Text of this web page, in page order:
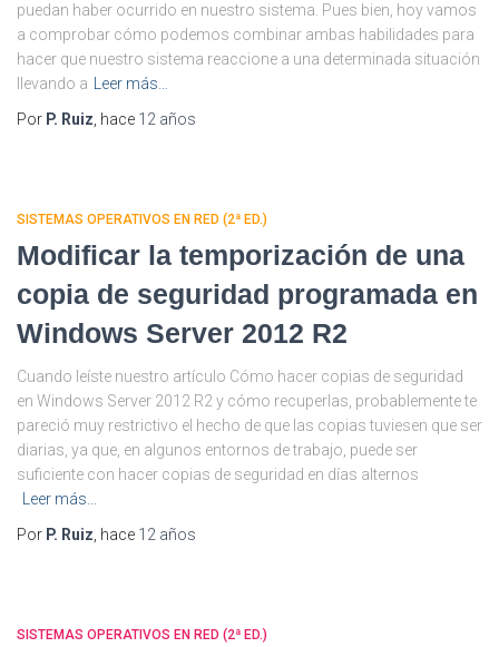
puedan haber ocurrido en nuestro sistema. Pues bien, hoy vamos
a comprobar cómo podemos combinar ambas habilidades para
hacer que nuestro sistema reaccione a una determinada situación
llevando a Leer más…
Por P. Ruiz, hace 12 años
SISTEMAS OPERATIVOS EN RED (2ª ED.)
Modificar la temporización de una
copia de seguridad programada en
Windows Server 2012 R2
Cuando leíste nuestro artículo Cómo hacer copias de seguridad
en Windows Server 2012 R2 y cómo recuperlas, probablemente te
pareció muy restrictivo el hecho de que las copias tuviesen que ser
diarias, ya que, en algunos entornos de trabajo, puede ser
suficiente con hacer copias de seguridad en días alternos
Leer más…
Por P. Ruiz, hace 12 años
SISTEMAS OPERATIVOS EN RED (2ª ED.)